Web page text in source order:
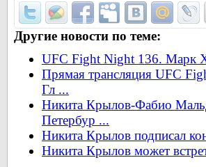
Другие новости по теме:
UFC Fight Night 136. Марк
Прямая трансляция UFC
Гл ...
Никита Крылов-Фабио
Петербур ...
Никита Крылов подписал
Никита Крылов может